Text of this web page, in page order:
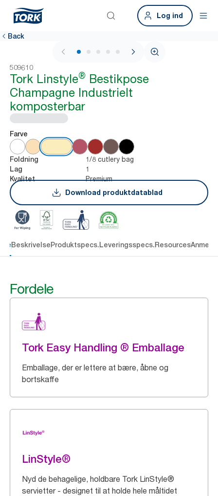
Log ind
Back
1 / 5
509610
Tork Linstyle® Bestikpose
Champagne Industrielt
komposterbar
Farve
Foldning 1/8 cutlery bag
Lag 1
Kvalitet
Premium
Download produktdatablad
BeskrivelseProduktspecs.Leveringsspecs.Resources
Fordele
Tork Easy Handling ® Emballage
Emballage, der er lettere at bære, åbne og
bortskaffe
LinStyle®
Nyd de behagelige, holdbare Tork LinStyle®
servietter - designet til at holde hele måltidet